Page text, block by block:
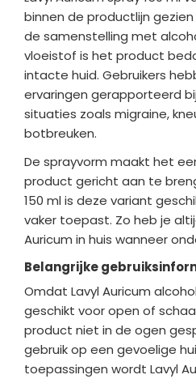
binnen de productlijn
de samenstelling met
vloeistof is het product
intacte huid. Gebruikers
ervaringen gerapporteerd
situaties zoals migraine,
botbreuken.
De sprayvorm maakt het
product gericht aan te
150 ml is deze variant
vaker toepast. Zo heb je
Auricum in huis wanneer
Belangrijke
Omdat Lavyl Auricum
geschikt voor open of
product niet in de ogen
gebruik op een gevoelige
toepassingen wordt Lavyl